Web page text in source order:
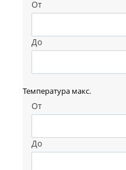
От
До
Температура макс.
От
До